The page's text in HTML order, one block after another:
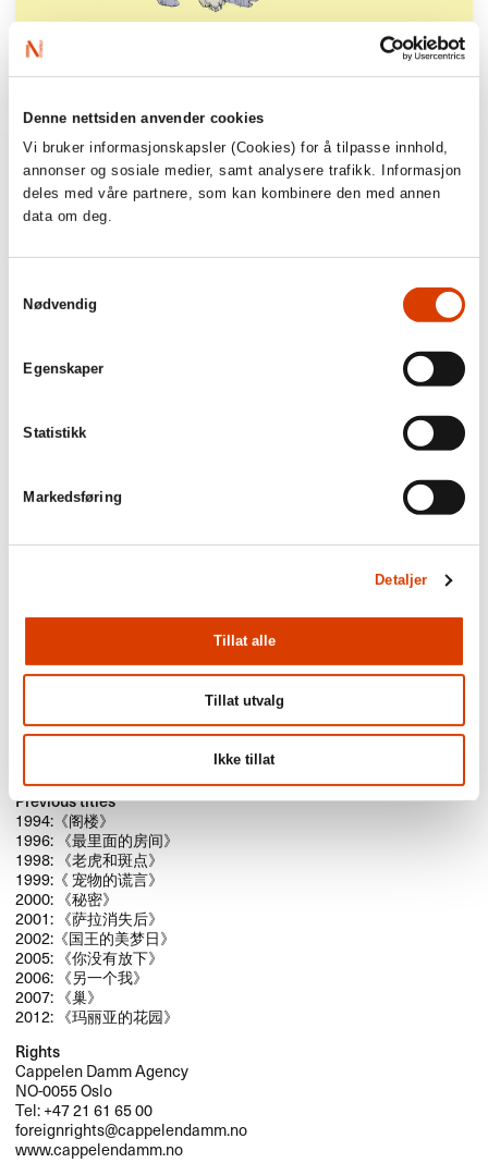
Denne nettsiden anvender cookies
Vi bruker informasjonskapsler (Cookies) for å tilpasse innhold,
annonser og sosiale medier, samt analysere trafikk. Informasjon
deles med våre partnere, som kan kombinere den med annen
data om deg.
Nødvendig
Egenskaper
Statistikk
Markedsføring
Detaljer
Tillat alle
Tillat utvalg
Ikke tillat
​丽芙•弗洛德现居奥斯陆。​​1996​年，​她发表了自己的儿童文学处女作​
《阁楼》​。​该书被翻译成了日语，​并在日本卖出了超过八万本。​她
为儿童和青少年创作了许多作品。​一些书被翻译成了日语和德语。​​
​她曾多年从事小学教师的工作。​​
Previous titles
1994:《阁楼》
1996: 《最里面的房间》
1998: 《老虎和斑点》
1999:《 宠物的谎言》
2000: 《秘密》
2001: 《萨拉消失后》
2002:《国王的美梦日》
2005: 《你没有放下》
2006: 《另一个我》
2007: 《巢》
2012: 《玛丽亚的花园》
Rights
Cappelen Damm Agency
NO-0055 Oslo
Tel: +47 21 61 65 00
foreignrights@cappelendamm.no
www.cappelendamm.no